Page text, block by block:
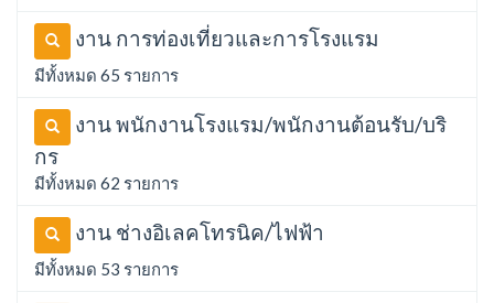
งาน การท่องเที่ยวและการโรงแรม
มีทั้งหมด 65 รายการ
งาน พนักงานโรงแรม/พนักงานต้อนรับ/บริ
กร
มีทั้งหมด 62 รายการ
งาน ช่างอิเลคโทรนิค/ไฟฟ้า
มีทั้งหมด 53 รายการ